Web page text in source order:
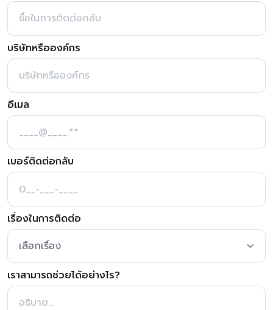
บริษัทหรือองค์กร
อีเมล
เบอร์ติดต่อกลับ
เรื่องในการติดต่อ
เราสามารถช่วยได้อย่างไร?